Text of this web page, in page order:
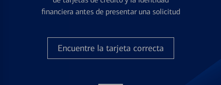
financiera antes de presentar una solicitud
Encuentre la tarjeta correcta